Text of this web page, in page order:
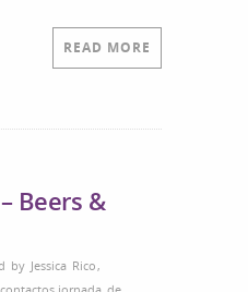
READ MORE
Beers &
by Jessica Rico,